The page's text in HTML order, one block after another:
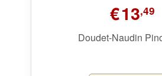
€13,49
Doudet-Naudin